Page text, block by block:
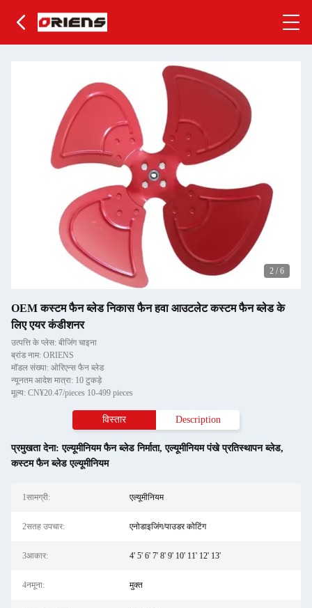
2 / 6
OEM कस्टम फैन ब्लेड निकास फैन हवा आउटलेट कस्टम फैन ब्लेड के
लिए एयर कंडीशनर
उत्पत्ति के प्लेस: बीजिंग चाइना
ब्रांड नाम: ORIENS
मॉडल संख्या: ओरिएन्स फैन ब्लेड
न्यूनतम आदेश मात्रा: 10 टुकड़े
मूल्य: CN¥20.47/pieces 10-499 pieces
विस्तार Description
प्रमुखता देना:एल्यूमीनियम फैन ब्लेड निर्माता,एल्यूमीनियम पंखे प्रतिस्थापन ब्लेड,
कस्टम फैन ब्लेड एल्यूमीनियम
1सामग्री: एल्यूमीनियम
2सतह उपचार: एनोडाइजिंग/पाउडर कोटिंग
3आकार: 4' 5' 6' 7' 8' 9' 10' 11' 12' 13'
4नमूना: मुक्त